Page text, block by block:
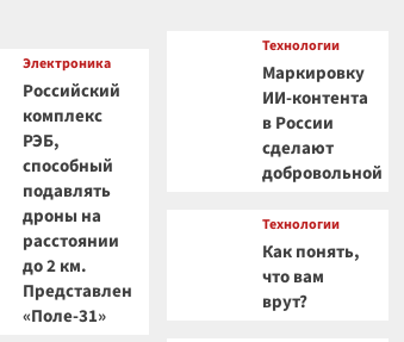
Электроника
Российский
комплекс
РЭБ,
способный
подавлять
дроны на
расстоянии
до 2 км.
Представлен
«Поле-31»
Технологии
Маркировку
ИИ-контента
в России
сделают
добровольной
Технологии
Как понять,
что вам
врут?